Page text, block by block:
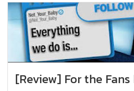
[Review] For the